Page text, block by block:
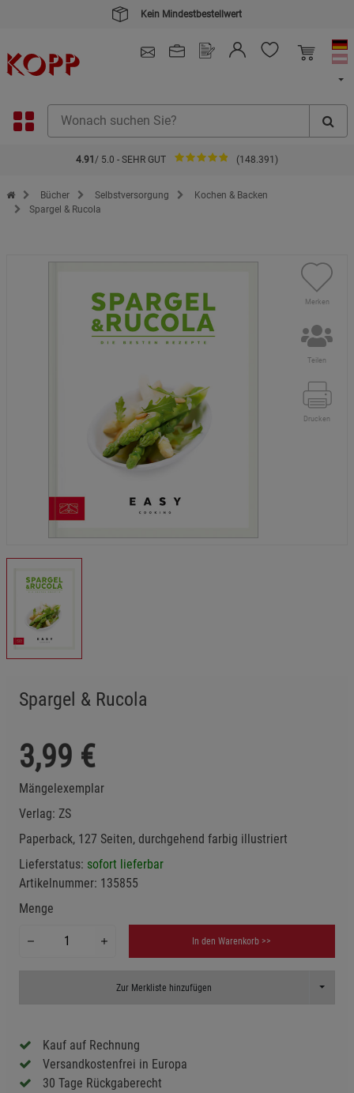
Kein Mindestbestellwert
4.91 / 5.0 - SEHR GUT (148.391)
Zur Startseite des Kopp Verlag Online-Shop
Bücher Selbstversorgung
Kochen & Backen
Spargel & Rucola
Merken
Teilen
Drucken
Spargel & Rucola
3,99 €
Mängelexemplar
Verlag: ZS
Paperback, 127 Seiten, durchgehend farbig illustriert
Lieferstatus: sofort lieferbar
Artikelnummer: 135855
Menge
In den Warenkorb >>
Zur Merkliste hinzufügen Toggle
Kauf auf Rechnung
Versandkostenfrei in Europa
30 Tage Rückgaberecht